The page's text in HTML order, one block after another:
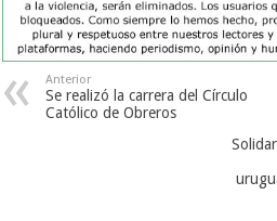
Anterior
Se realizó la carrera del Círculo
Católico de Obreros